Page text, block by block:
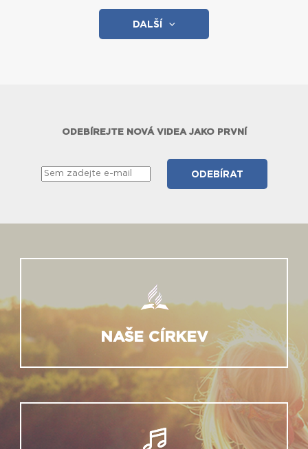
DALŠÍ
ODEBÍREJTE NOVÁ VIDEA JAKO PRVNÍ
NAŠE CÍRKEV